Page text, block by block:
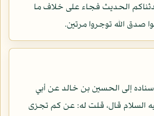
الحديث فجاء على خلاف ما
صدق الله توجروا مرتين.
إلى الحسين بن خالد عن أبي
السلام قال، قلت له: عن كم تجزى